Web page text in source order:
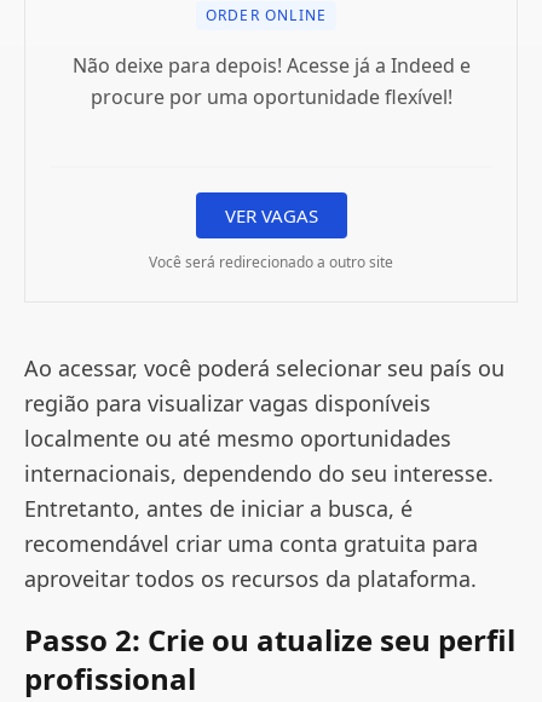
ORDER ONLINE
Não deixe para depois! Acesse já a Indeed e
procure por uma oportunidade flexível!
VER VAGAS
Você será redirecionado a outro site
Ao acessar, você poderá selecionar seu país ou
região para visualizar vagas disponíveis
localmente ou até mesmo oportunidades
internacionais, dependendo do seu interesse.
Entretanto, antes de iniciar a busca, é
recomendável criar uma conta gratuita para
aproveitar todos os recursos da plataforma.
Passo 2: Crie ou atualize seu perfil
profissional